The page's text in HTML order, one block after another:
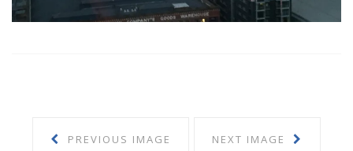
PREVIOUS IMAGE NEXT IMAGE